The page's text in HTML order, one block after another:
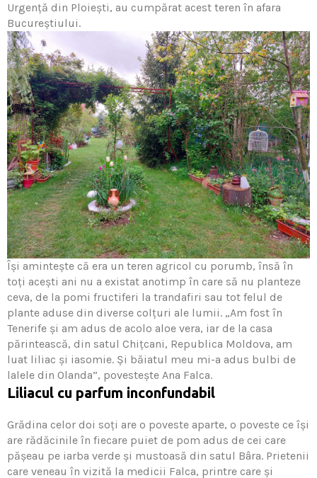
Urgenţă din Ploiești, au cumpărat acest teren în afara
Bucureștiului.
Își amintește că era un teren agricol cu porumb, însă în
toţi acești ani nu a existat anotimp în care să nu planteze
ceva, de la pomi fructiferi la trandafiri sau tot felul de
plante aduse din diverse colţuri ale lumii. „Am fost în
Tenerife și am adus de acolo aloe vera, iar de la casa
părintească, din satul Chiţcani, Republica Moldova, am
luat liliac și iasomie. Și băiatul meu mi-a adus bulbi de
lalele din Olanda”, povestește Ana Falca.
Liliacul cu parfum inconfundabil
Grădina celor doi soţi are o poveste aparte, o poveste ce își
are rădăcinile în fiecare puiet de pom adus de cei care
pășeau pe iarba verde și mustoasă din satul Bâra. Prietenii
care veneau în vizită la medicii Falca, printre care și